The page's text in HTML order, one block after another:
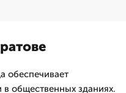
обеспечивает
общественных зданиях.